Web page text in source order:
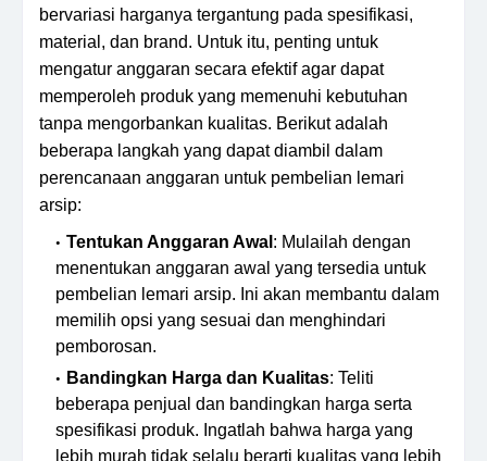
bervariasi harganya tergantung pada spesifikasi,
material, dan brand. Untuk itu, penting untuk
mengatur anggaran secara efektif agar dapat
memperoleh produk yang memenuhi kebutuhan
tanpa mengorbankan kualitas. Berikut adalah
beberapa langkah yang dapat diambil dalam
perencanaan anggaran untuk pembelian lemari
arsip:
Tentukan Anggaran Awal : Mulailah dengan
menentukan anggaran awal yang tersedia untuk
pembelian lemari arsip. Ini akan membantu dalam
memilih opsi yang sesuai dan menghindari
pemborosan.
Bandingkan Harga dan Kualitas: Teliti
beberapa penjual dan bandingkan harga serta
spesifikasi produk. Ingatlah bahwa harga yang
lebih murah tidak selalu berarti kualitas yang lebih